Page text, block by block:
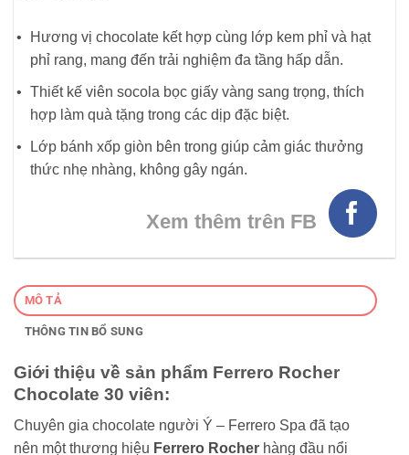
Hương vị chocolate kết hợp cùng lớp kem phỉ và hạt
phỉ rang, mang đến trải nghiệm đa tầng hấp dẫn.
Thiết kế viên socola bọc giấy vàng sang trọng, thích
hợp làm quà tặng trong các dịp đặc biệt.
Lớp bánh xốp giòn bên trong giúp cảm giác thưởng
thức nhẹ nhàng, không gây ngán.
Xem thêm trên FB
MÔ TẢ
THÔNG TIN BỔ SUNG
Giới thiệu về sản phẩm Ferrero Rocher
Chocolate 30 viên:
Chuyên gia chocolate người Ý – Ferrero Spa đã tạo
nên một thương hiệu Ferrero Rocher hàng đầu nổi